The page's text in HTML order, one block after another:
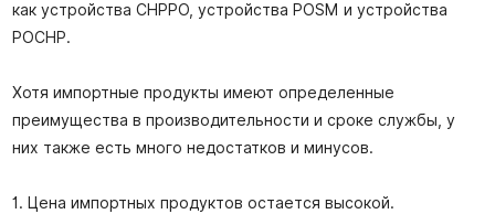
как устройства CHPPO, устройства POSM и устройства
POCHP.
Хотя импортные продукты имеют определенные
преимущества в производительности и сроке службы, у
них также есть много недостатков и минусов.
1. Цена импортных продуктов остается высокой.